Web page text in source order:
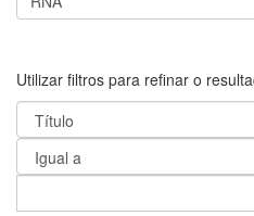
Utilizar filtros para refinar o